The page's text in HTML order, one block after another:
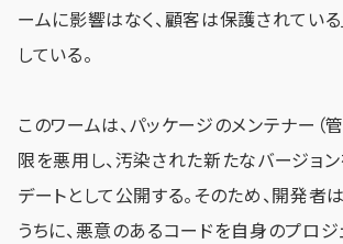
ームに影響はなく、顧客は保護されてい
している。
このワームは、パッケージのメンテナー（
限を悪用し、汚染された新たなバージョ
デートとして公開する。そのため、開発者
うちに、悪意のあるコードを自身のプロ